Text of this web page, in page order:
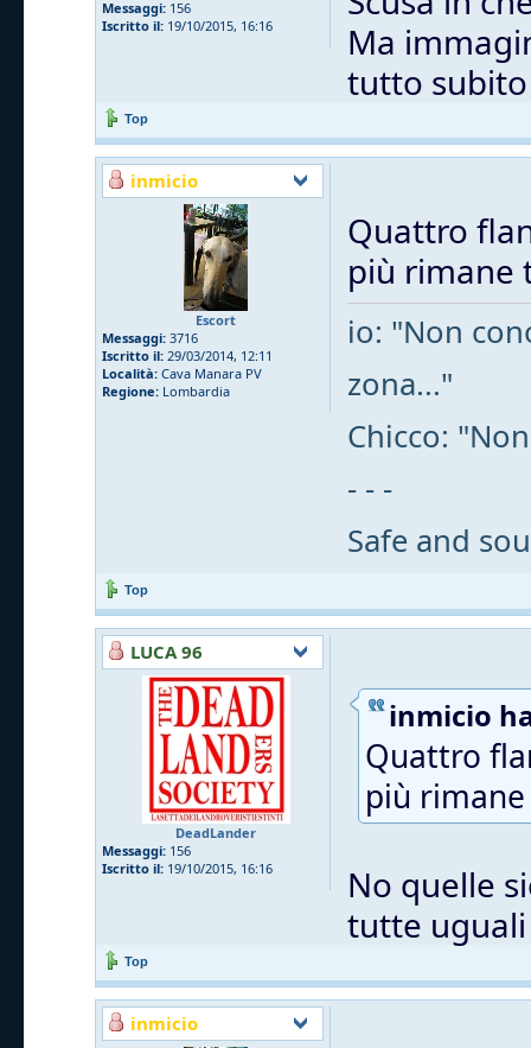
Messaggi: 156
Iscritto il: 19/10/2015, 16:16
Ma
tutto
Top
inmicio
Escort
Messaggi: 3716
Iscritto il: 29/03/2014, 12:11
Località: Cava Manara PV
Regione: Lombardia
Quattro
più rimane
io: "Non
zona..."
Chicco:
- - -
Safe and
Top
LUCA 96
DeadLander
Messaggi: 156
Iscritto il: 19/10/2015, 16:16
inmicio
Quattro
più
No quelle
tutte uguali
Top
inmicio